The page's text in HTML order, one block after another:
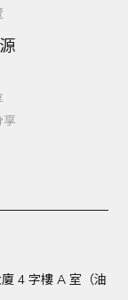
4 字樓 A 室（油